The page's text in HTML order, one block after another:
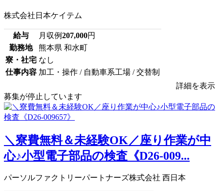
株式会社日本ケイテム
給与 月収例207,000円
勤務地
熊本県 和水町
寮・社宅 なし
仕事内容 加工・操作 / 自動車系工場 / 交替制
詳細を表示
募集が停止しています
＼寮費無料＆未経験OK／座り作業が中
心♪小型電子部品の検査《D26-009...
パーソルファクトリーパートナーズ株式会社 西日本